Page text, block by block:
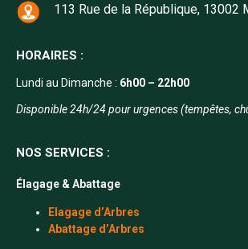
113 Rue de la République, 13002
HORAIRES :
Lundi au Dimanche : 6h00 – 22h00
Disponible 24h/24 pour urgences (tempêtes,
NOS SERVICES :
Élagage & Abattage
Elagage d’Arbres
Abattage d’Arbres